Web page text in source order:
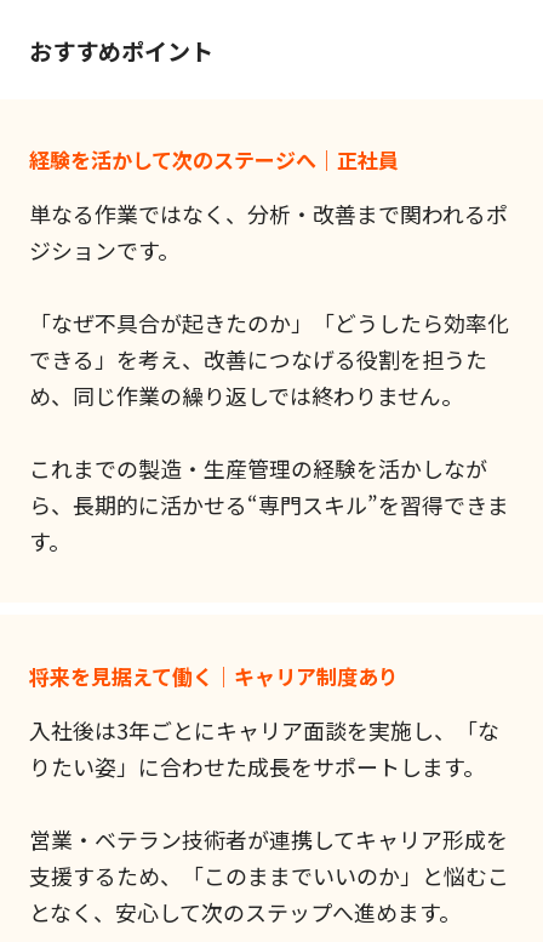
おすすめポイント
経験を活かして次のステージへ｜正社員
単なる作業ではなく、分析・改善まで関われるポ
ジションです。
「なぜ不具合が起きたのか」「どうしたら効率化
できる」を考え、改善につなげる役割を担うた
め、同じ作業の繰り返しでは終わりません。
これまでの製造・生産管理の経験を活かしなが
ら、長期的に活かせる“専門スキル”を習得できま
す。
将来を見据えて働く｜キャリア制度あり
入社後は3年ごとにキャリア面談を実施し、「な
りたい姿」に合わせた成長をサポートします。
営業・ベテラン技術者が連携してキャリア形成を
支援するため、「このままでいいのか」と悩むこ
となく、安心して次のステップへ進めます。